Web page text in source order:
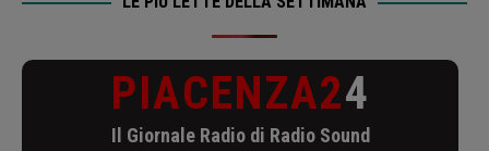
PIACENZA24
Il Giornale Radio di Radio Sound